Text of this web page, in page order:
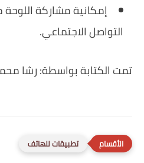
إمكانية مشاركة
التواصل الاجتماعي.
تمت الكتابة بواسطة: رشا
تطبيقات للهاتف